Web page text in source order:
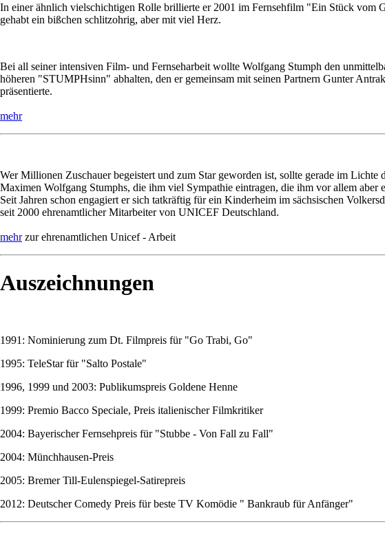
In einer ähnlich vielschichtigen Rolle brillierte er 2001 im Fernsehfilm "Ein Stück vom
gehabt ein bißchen schlitzohrig, aber mit viel Herz.
Bei all seiner intensiven Film- und Fernseharbeit wollte Wolfgang Stumph den
höheren "STUMPHsinn" abhalten, den er gemeinsam mit seinen Partnern Gunter
präsentierte.
mehr
Wer Millionen Zuschauer begeistert und zum Star geworden ist, sollte gerade im
Maximen Wolfgang Stumphs, die ihm viel Sympathie eintragen, die ihm vor allem aber
Seit Jahren schon engagiert er sich tatkräftig für ein Kinderheim im sächsischen
seit 2000 ehrenamtlicher Mitarbeiter von UNICEF Deutschland.
mehrzur ehrenamtlichen Unicef - Arbeit
Auszeichnungen
1991: Nominierung zum Dt. Filmpreis für "Go Trabi, Go"
1995: TeleStar für "Salto Postale"
1996, 1999 und 2003: Publikumspreis Goldene Henne
1999: Premio Bacco Speciale, Preis italienischer Filmkritiker
2004: Bayerischer Fernsehpreis für "Stubbe - Von Fall zu Fall"
2004: Münchhausen-Preis
2005: Bremer Till-Eulenspiegel-Satirepreis
2012: Deutscher Comedy Preis für beste TV Komödie " Bankraub für Anfänger"